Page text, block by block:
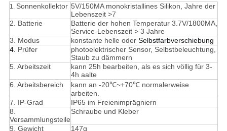
1. Sonnenkollektor 5V/150MA monokristallines Silikon, Jahre der
Lebenszeit >7
2. Batterie
Batterie der hohen Temperatur 3.7V/1800MA,
Service-Lebenszeit > 3 Jahre
3. Modus
konstante helle oder Selbstfarbverschiebung
4. Prüfer
photoelektrischer Sensor, Selbstbeleuchtung,
Staub zu dämmern
5. Arbeitszeit
kann 25h bearbeiten, als es sich völlig für 3-
4h aalte
6. Arbeitsbereich
kann an -20℃~+70℃ normalerweise
arbeiten.
7. IP-Grad
IP65 im Freienimprägniern
8.
Versammlungsteile
Schraube und Kleber
9. Gewicht 147g